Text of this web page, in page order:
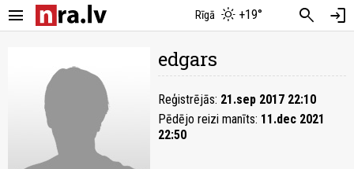
menu Rīgā +19° search login
edgars
Reģistrējās: 21.sep 2017 22:10
Pēdējo reizi manīts: 11.dec 2021
22:50